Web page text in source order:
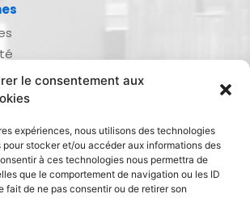
le consentement aux
expériences, nous utilisons des technologies
stocker et/ou accéder aux informations des
à ces technologies nous permettra de
que le comportement de navigation ou les ID
fait de ne pas consentir ou de retirer son
d’état civil
électorales
militaire
ville